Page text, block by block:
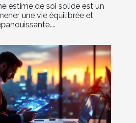
estime de soi solide est un
une vie équilibrée et